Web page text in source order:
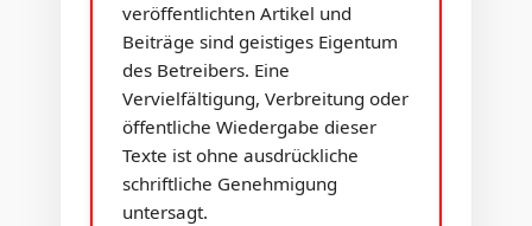
veröffentlichten Artikel und
Beiträge sind geistiges Eigentum
des Betreibers. Eine
Vervielfältigung, Verbreitung oder
öffentliche Wiedergabe dieser
Texte ist ohne ausdrückliche
schriftliche Genehmigung
untersagt.